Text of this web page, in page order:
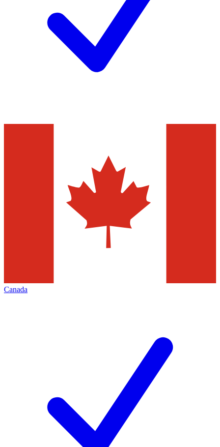
Canada